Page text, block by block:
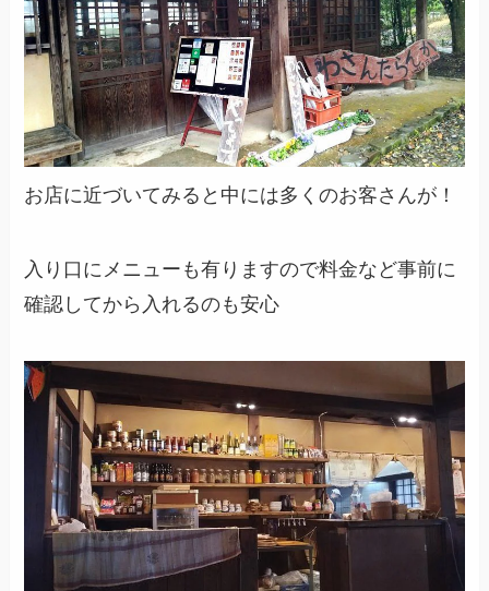
お店に近づいてみると中には多くのお客さんが！
入り口にメニューも有りますので料金など事前に
確認してから入れるのも安心